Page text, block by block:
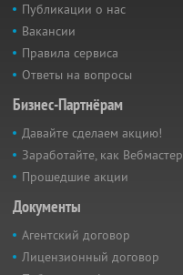
Публикации о нас
Вакансии
Правила сервиса
Ответы на вопросы
Бизнес-Партнёрам
Давайте сделаем акцию!
Заработайте, как Вебмастер
Прошедшие акции
Документы
Агентский договор
Лицензионный договор